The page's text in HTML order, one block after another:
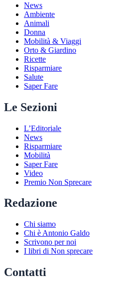
News
Ambiente
Animali
Donna
Mobilità & Viaggi
Orto & Giardino
Ricette
Risparmiare
Salute
Saper Fare
Le Sezioni
L’Editoriale
News
Risparmiare
Mobilità
Saper Fare
Video
Premio Non Sprecare
Redazione
Chi siamo
Chi è Antonio Galdo
Scrivono per noi
I libri di Non sprecare
Contatti